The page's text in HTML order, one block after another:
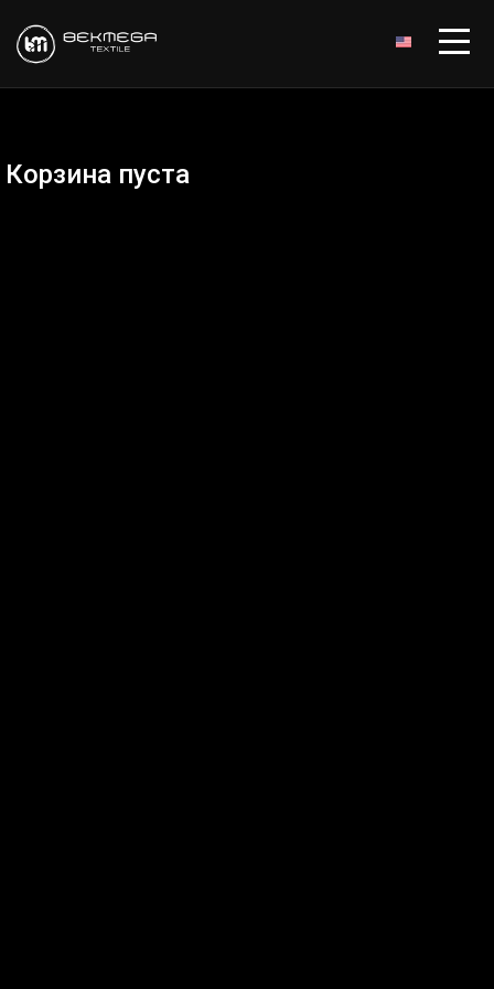
ENGLISH
Корзина пуста